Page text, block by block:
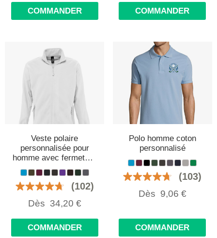
COMMANDER COMMANDER
Veste polaire
personnalisée pour
homme avec fermeture
éclair et col montant
(102)
Dès 34,20 €
COMMANDER
Polo homme coton
personnalisé
(103)
Dès 9,06 €
COMMANDER